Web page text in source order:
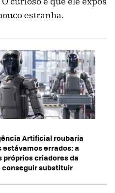
estranha.
Artificial roubaria
errados: a
próprios criadores da
substituir